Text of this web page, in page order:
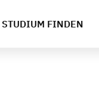
STUDIUM FINDEN